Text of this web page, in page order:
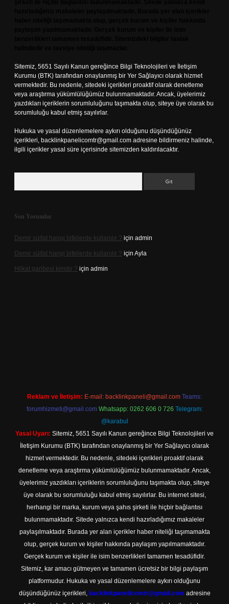
Sitemiz, 5651 Sayılı Kanun gereğince Bilgi Teknolojileri ve İletişim
Kurumu (BTK) tarafından onaylanmış bir Yer Sağlayıcı olarak hizmet
vermektedir. Bu nedenle, sitedeki içerikleri proaktif olarak denetleme
veya araştırma yükümlülüğümüz bulunmamaktadır. Ancak, üyelerimiz
yazdıkları içeriklerin sorumluluğunu taşımakta olup, siteye üye olarak bu
sorumluluğu kabul etmiş sayılırlar.
Hukuka ve yasal düzenlemelere aykırı olduğunu düşündüğünüz
içerikleri, backlinkpanelicomtr@gmail.com adresine bildirmeniz halinde,
ilgili içerikler yasal süre içerisinde sitemizden kaldırılacaktır.
Son Yorumlar
Demir sülfat hangi bitkilerde kullanılır ? için admin
Demir sülfat hangi bitkilerde kullanılır ? için Ayla
Hilkat garibesi kimdir ? için admin
Reklam ve İletişim: E-mail: backlinkpaneli@gmail.com Teams:
forumhizmeti@gmail.com Whatsapp: 0262 606 0 726 Telegram:
@karabul
Yasal Uyarı: Sitemiz, 5651 Sayılı Kanun gereğince Bilgi Teknolojileri ve
İletişim Kurumu (BTK) tarafından onaylanmış bir Yer Sağlayıcı olarak
hizmet vermektedir. Bu nedenle, sitedeki içerikleri proaktif olarak
denetleme veya araştırma yükümlülüğümüz bulunmamaktadır. Ancak,
üyelerimiz yazdıkları içeriklerin sorumluluğunu taşımakta olup, siteye
üye olarak bu sorumluluğu kabul etmiş sayılırlar. Bu internet sitesi,
herhangi bir marka, kurum veya şahıs şirketi ile hiçbir bağlantısı
bulunmamaktadır. Sitede yalnızca kendi hazırladığımız makaleler
paylaşılmaktadır. Burada yer alan içerikler haber niteliği taşımamakta
olup, gerçek kurum ve kişiler hakkında paylaşım yapılmamaktadır.
Gerçek kurum ve kişiler ile isim benzerlikleri tamamen tesadüfidir.
Sitemiz, kar amacı gütmeyen ve tamamen ücretsiz bir bilgi paylaşım
platformudur. Hukuka ve yasal düzenlemelere aykırı olduğunu
düşündüğünüz içerikleri, backlinkpanelicomtr@gmail.com adresine